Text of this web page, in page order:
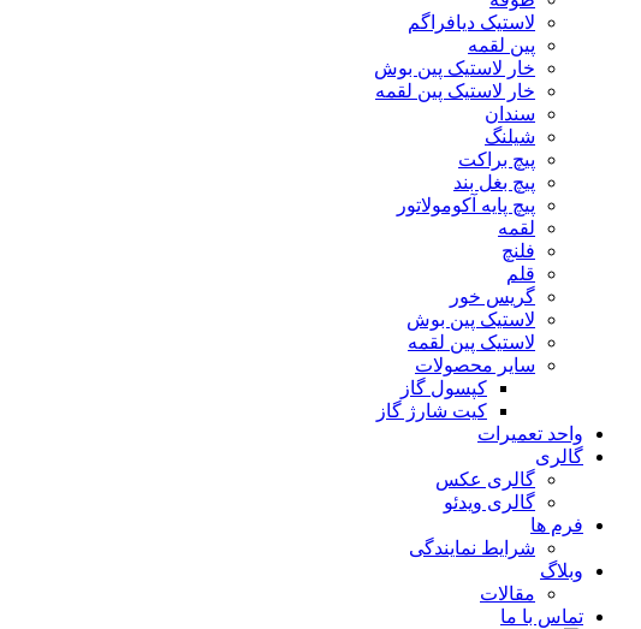
لاستیک دیافراگم
پین لقمه
خار لاستیک پین بوش
خار لاستیک پین لقمه
سندان
شیلنگ
پیچ براکت
پیچ بغل بند
پیچ پایه آکومولاتور
لقمه
فلنچ
قلم
گریس خور
لاستیک پین بوش
لاستیک پین لقمه
سایر محصولات
کپسول گاز
کیت شارژ گاز
واحد تعمیرات
گالری
گالری عکس
گالری ویدئو
فرم ها
شرایط نمایندگی
وبلاگ
مقالات
تماس با ما